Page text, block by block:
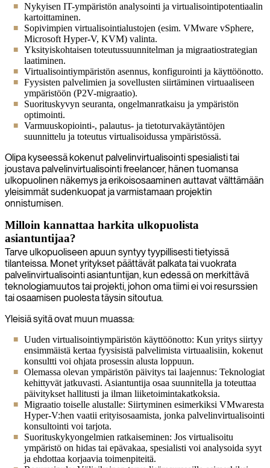
Nykyisen IT-ympäristön analysointi ja virtualisointipotentiaalin
kartoittaminen.
Sopivimpien virtualisointialustojen (esim. VMware vSphere,
Microsoft Hyper-V, KVM) valinta.
Yksityiskohtaisen toteutussuunnitelman ja migraatiostrategian
laatiminen.
Virtualisointiympäristön asennus, konfigurointi ja käyttöönotto.
Fyysisten palvelimien ja sovellusten siirtäminen virtuaaliseen
ympäristöön (P2V-migraatio).
Suorituskyvyn seuranta, ongelmanratkaisu ja ympäristön
optimointi.
Varmuuskopiointi-, palautus- ja tietoturvakäytäntöjen
suunnittelu ja toteutus virtualisoidussa ympäristössä.
Olipa kyseessä kokenut palvelinvirtualisointi spesialisti tai
joustava palvelinvirtualisointi freelancer, hänen tuomansa
ulkopuolinen näkemys ja erikoisosaaminen auttavat välttämään
yleisimmät sudenkuopat ja varmistamaan projektin
onnistumisen.
Milloin kannattaa harkita ulkopuolista
asiantuntijaa?
Tarve ulkopuoliseen apuun syntyy tyypillisesti tietyissä
tilanteissa. Monet yritykset päättävät palkata tai vuokrata
palvelinvirtualisointi asiantuntijan, kun edessä on merkittävä
teknologiamuutos tai projekti, johon oma tiimi ei voi resurssien
tai osaamisen puolesta täysin sitoutua.
Yleisiä syitä ovat muun muassa:
Uuden virtualisointiympäristön käyttöönotto: Kun yritys siirtyy
ensimmäistä kertaa fyysisistä palvelimista virtuaalisiin, kokenut
konsultti voi ohjata prosessin alusta loppuun.
Olemassa olevan ympäristön päivitys tai laajennus: Teknologiat
kehittyvät jatkuvasti. Asiantuntija osaa suunnitella ja toteuttaa
päivitykset hallitusti ja ilman liiketoimintakatkoksia.
Migraatio toiselle alustalle: Siirtyminen esimerkiksi VMwaresta
Hyper-V:hen vaatii erityisosaamista, jonka palvelinvirtualisointi
konsultointi voi tarjota.
Suorituskykyongelmien ratkaiseminen: Jos virtualisoitu
ympäristö on hidas tai epävakaa, spesialisti voi analysoida syyt
ja ehdottaa korjaavia toimenpiteitä.